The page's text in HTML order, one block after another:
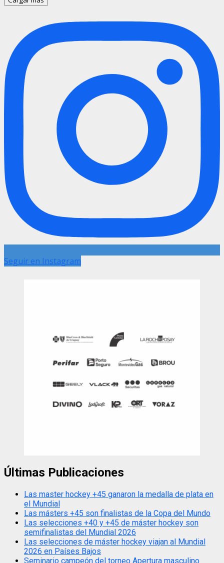
Seguir en Instagram
Últimas Publicaciones
Las master hockey +45 ganaron la medalla de plata en
el Mundial
Las másters +45 son finalistas de la Copa del Mundo
Las selecciones +40 y +45 de máster hockey son
semifinalistas del Mundial 2026
Las selecciones de máster hockey viajan al Mundial
2026 en Países Bajos
Seminario campeón del torneo Apertura masculino